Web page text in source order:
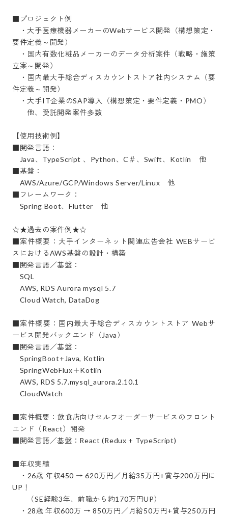
■プロジェクト例
・大手医療機器メーカーのWebサービス開発（構想策定・
要件定義～開発）
・国内有数化粧品メーカーのデータ分析案件（戦略・施策
立案～開発）
・国内最大手総合ディスカウントストア社内システム（要
件定義～開発）
・大手IT企業のSAP導入（構想策定・要件定義・PMO）
他、受託開発案件多数
【使用技術例】
■開発言語：
Java、TypeScript 、Python、C＃、Swift、Kotlin　他
■基盤：
AWS/Azure/GCP/Windows Server/Linux　他
■フレームワーク：
Spring Boot、Flutter　他
☆★過去の案件例★☆
■案件概要：大手インターネット関連広告会社 WEBサービ
スにおけるAWS基盤の設計・構築
■開発言語／基盤：
SQL
Cloud Watch, DataDog
■案件概要：国内最大手総合ディスカウントストア Webサ
ービス開発バックエンド（Java）
■開発言語／基盤：
SpringWebFlux＋Kotlin
AWS, RDS 5.7.mysql_aurora.2.10.1
CloudWatch
■案件概要：飲食店向けセルフオーダーサービスのフロント
エンド（React）開発
■開発言語／基盤：React (Redux + TypeScript)
■年収実績
・26歳 年収450 → 620万円／月給35万円+賞与200万円に
UP！
（SE経験3年、前職から約170万円UP）
・28歳 年収600万 → 850万円／月給50万円+賞与250万円